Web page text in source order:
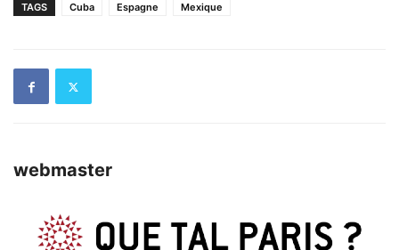
TAGS Cuba Espagne Mexique
webmaster